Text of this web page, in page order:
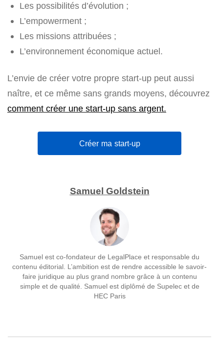
Les possibilités d’évolution ;
L’empowerment ;
Les missions attribuées ;
L’environnement économique actuel.
L’envie de créer votre propre start-up peut aussi
naître, et ce même sans grands moyens, découvrez
comment créer une start-up sans argent.
Créer ma start-up
Samuel Goldstein
Samuel est co-fondateur de LegalPlace et responsable du
contenu éditorial. L’ambition est de rendre accessible le savoir-
faire juridique au plus grand nombre grâce à un contenu
simple et de qualité. Samuel est diplômé de Supelec et de
HEC Paris